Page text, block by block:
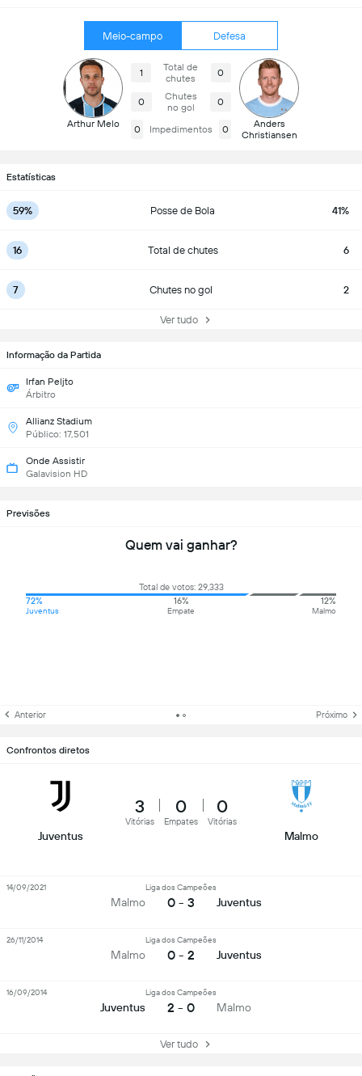
Meio-campo Defesa
Arthur Melo
1
Total de
chutes
0
0
Chutes
no gol
0
0 Impedimentos 0
Anders
Christiansen
Estatísticas
59% Posse de Bola 41%
16 Total de chutes 6
7 Chutes no gol 2
Ver tudo
Informação da Partida
Irfan Peljto
Árbitro
Allianz Stadium
Público: 17,501
Onde Assistir
Galavision HD
Previsões
Quem vai ganhar?
Total de votos: 29,333
72%
Juventus
16%
Empate
12%
Malmo
Anterior Próximo
Confrontos diretos
Juventus
3
Vitórias
0
Empates
0
Vitórias
Malmo
Malmo
Liga dos Campeões
0 - 3 Juventus
14/09/2021
Malmo
Liga dos Campeões
0 - 2 Juventus
26/11/2014
Juventus
Liga dos Campeões
2 - 0 Malmo
16/09/2014
Ver tudo